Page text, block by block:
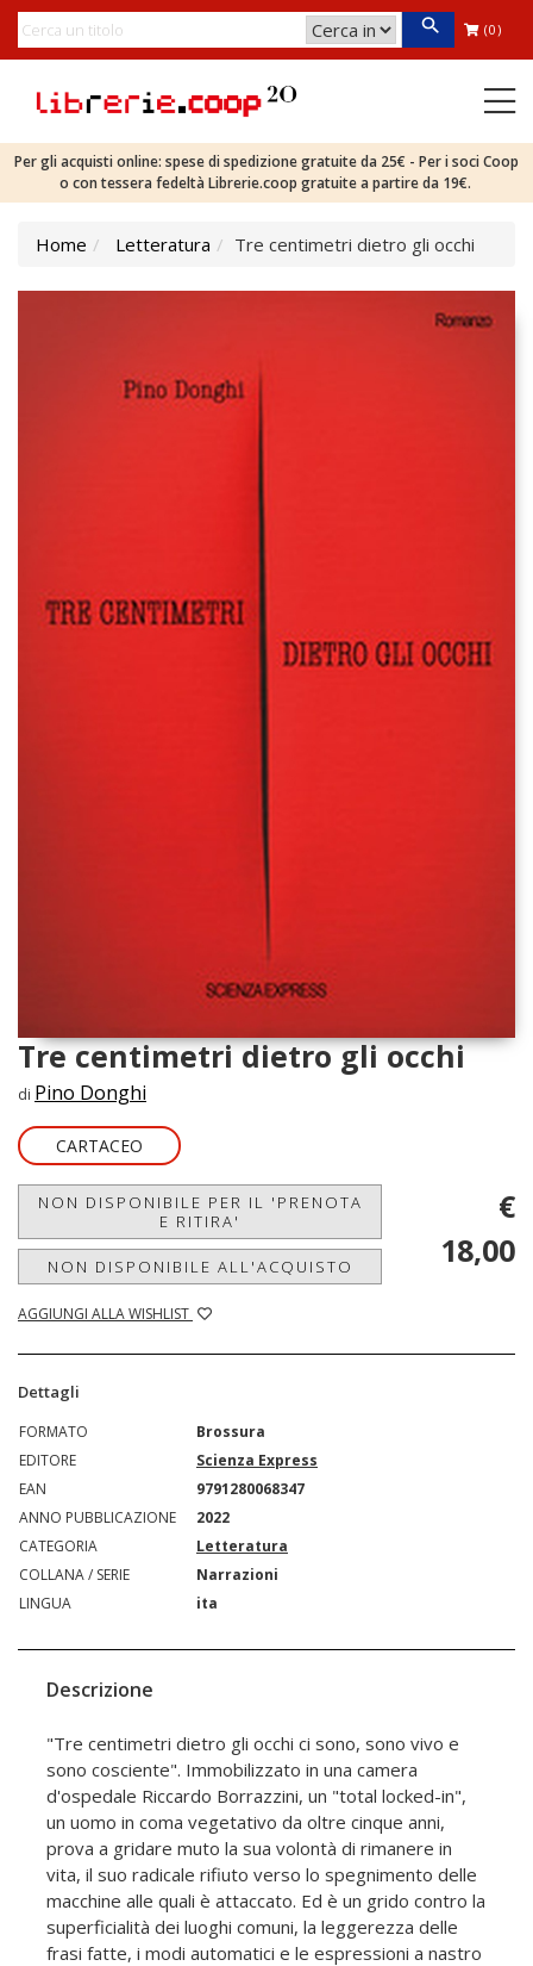
(0)
Per gli acquisti online: spese di spedizione gratuite da 25€ - Per i soci Coop
o con tessera fedeltà Librerie.coop gratuite a partire da 19€.
Home Letteratura Tre centimetri dietro gli occhi
Tre centimetri dietro gli occhi
di Pino Donghi
CARTACEO
NON DISPONIBILE PER IL 'PRENOTA
E RITIRA'
NON DISPONIBILE ALL'ACQUISTO
AGGIUNGI ALLA WISHLIST
€
18,00
Dettagli
FORMATO
Brossura
EDITORE
Scienza Express
EAN
9791280068347
ANNO PUBBLICAZIONE
2022
CATEGORIA
Letteratura
COLLANA / SERIE
Narrazioni
LINGUA
ita
Descrizione
"Tre centimetri dietro gli occhi ci sono, sono vivo e
sono cosciente". Immobilizzato in una camera
d'ospedale Riccardo Borrazzini, un "total locked-in",
un uomo in coma vegetativo da oltre cinque anni,
prova a gridare muto la sua volontà di rimanere in
vita, il suo radicale rifiuto verso lo spegnimento delle
macchine alle quali è attaccato. Ed è un grido contro la
superficialità dei luoghi comuni, la leggerezza delle
frasi fatte, i modi automatici e le espressioni a nastro